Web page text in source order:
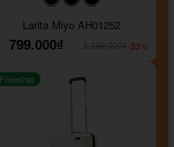
#000000#000000
Larita Miyo AH01252
799.000₫
-33%
Freeship